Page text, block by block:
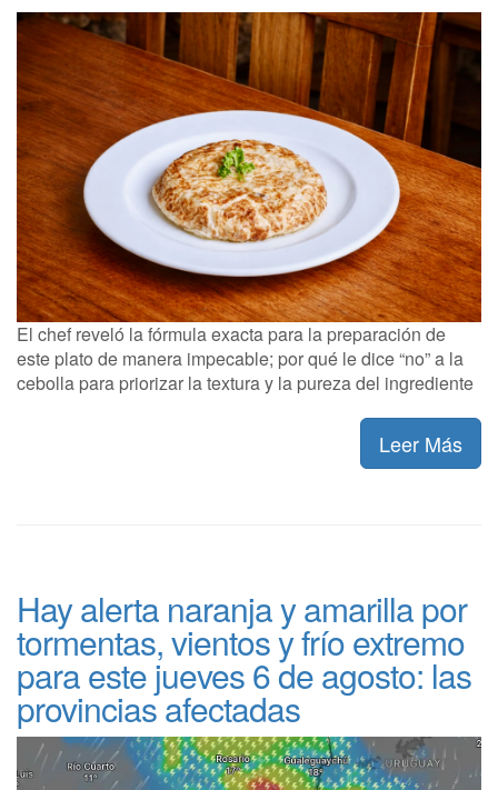
El chef reveló la fórmula exacta para la preparación de
este plato de manera impecable; por qué le dice “no” a la
cebolla para priorizar la textura y la pureza del ingrediente
Leer Más
Hay alerta naranja y amarilla por
tormentas, vientos y frío extremo
para este jueves 6 de agosto: las
provincias afectadas